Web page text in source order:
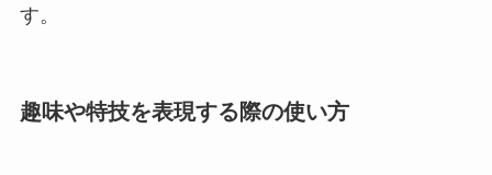
す。
趣味や特技を表現する際の使い方